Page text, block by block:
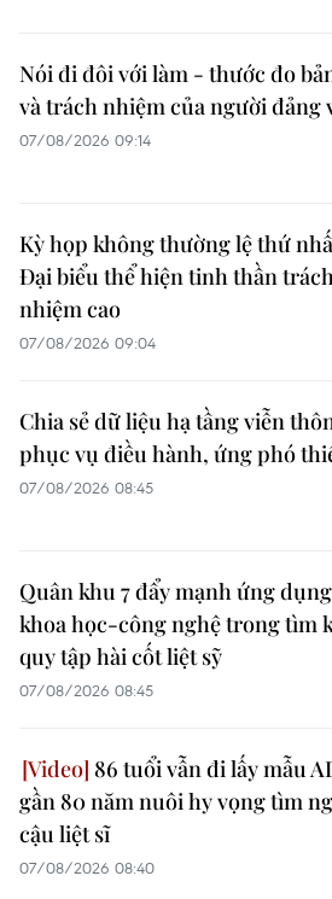
Nói đi đôi với làm - thước đo
và trách nhiệm của người đảng
07/08/2026 09:14
Kỳ họp không thường lệ thứ
Đại biểu thể hiện tinh thần
nhiệm cao
07/08/2026 09:04
Chia sẻ dữ liệu hạ tầng viễn
phục vụ điều hành, ứng phó
07/08/2026 08:45
Quân khu 7 đẩy mạnh ứng dụng
khoa học-công nghệ trong tìm
quy tập hài cốt liệt sỹ
07/08/2026 08:45
86 tuổi vẫn đi lấy mẫu
gần 80 năm nuôi hy vọng tìm
cậu liệt sĩ
07/08/2026 08:40